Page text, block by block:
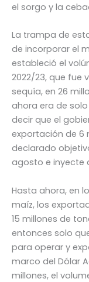
el sorgo y la
La trampa de
de incorporar el
estableció el
2022/23, que fue
sequía, en 26
ahora era de
decir que el
exportación de 6
declarado
agosto e inyecte
Hasta ahora, en
maíz, los
15 millones de
entonces solo
para operar y
marco del Dólar
millones, el